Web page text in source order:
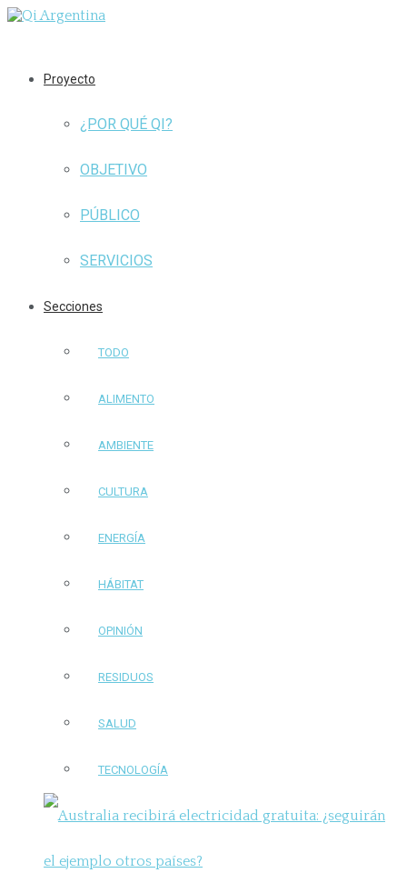
Proyecto
¿POR QUÉ QI?
OBJETIVO
PÚBLICO
SERVICIOS
Secciones
TODO
ALIMENTO
AMBIENTE
CULTURA
ENERGÍA
HÁBITAT
OPINIÓN
RESIDUOS
SALUD
TECNOLOGÍA